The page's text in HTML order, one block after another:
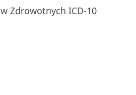
Zdrowotnych ICD-10